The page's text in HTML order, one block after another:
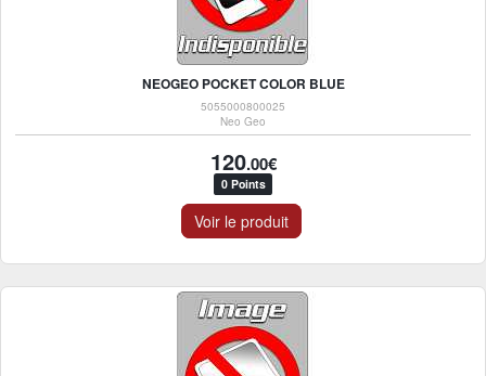
NEOGEO POCKET COLOR BLUE
5055000800025
Neo Geo
120.00€
0 Points
Voir le produit